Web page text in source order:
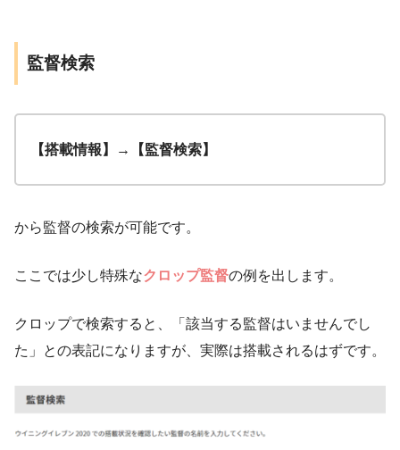
監督検索
【搭載情報】→【監督検索】
から監督の検索が可能です。
ここでは少し特殊なクロップ監督の例を出します。
クロップで検索すると、「該当する監督はいませんでし
た」との表記になりますが、実際は搭載されるはずです。